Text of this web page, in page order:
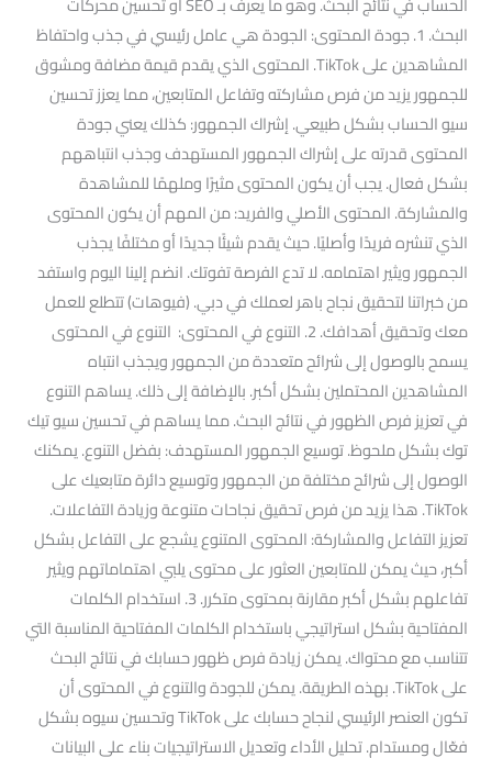
البحث. 1. جودة المحتوى: الجودة هي عامل رئيسي في جذب واحتفاظ
المشاهدين على TikTok. المحتوى الذي يقدم قيمة مضافة ومشوق
للجمهور يزيد من فرص مشاركته وتفاعل المتابعين، مما يعزز تحسين
سيو الحساب بشكل طبيعي. إشراك الجمهور: كذلك يعني جودة
المحتوى قدرته على إشراك الجمهور المستهدف وجذب انتباههم
بشكل فعال. يجب أن يكون المحتوى مثيرًا وملهمًا للمشاهدة
والمشاركة. المحتوى الأصلي والفريد: من المهم أن يكون المحتوى
الذي تنشره فريدًا وأصليًا. حيث يقدم شيئًا جديدًا أو مختلفًا يجذب
الجمهور ويثير اهتمامه. لا تدع الفرصة تفوتك. انضم إلينا اليوم واستفد
من خبراتنا لتحقيق نجاح باهر لعملك في دبي. (فيوهات) تتطلع للعمل
معك وتحقيق أهدافك. 2. التنوع في المحتوى: التنوع في المحتوى
يسمح بالوصول إلى شرائح متعددة من الجمهور ويجذب انتباه
المشاهدين المحتملين بشكل أكبر. بالإضافة إلى ذلك. يساهم التنوع
في تعزيز فرص الظهور في نتائج البحث. مما يساهم في تحسين سيو تيك
توك بشكل ملحوظ. توسيع الجمهور المستهدف: بفضل التنوع. يمكنك
الوصول إلى شرائح مختلفة من الجمهور وتوسيع دائرة متابعيك على
TikTok. هذا يزيد من فرص تحقيق نجاحات متنوعة وزيادة التفاعلات.
تعزيز التفاعل والمشاركة: المحتوى المتنوع يشجع على التفاعل بشكل
أكبر، حيث يمكن للمتابعين العثور على محتوى يلبي اهتماماتهم ويثير
تفاعلهم بشكل أكبر مقارنة بمحتوى متكرر. 3. استخدام الكلمات
المفتاحية بشكل استراتيجي باستخدام الكلمات المفتاحية المناسبة التي
تتناسب مع محتواك. يمكن زيادة فرص ظهور حسابك في نتائج البحث
على TikTok. بهذه الطريقة. يمكن للجودة والتنوع في المحتوى أن
تكون العنصر الرئيسي لنجاح حسابك على TikTok وتحسين سيوه بشكل
فعّال ومستدام. تحليل الأداء وتعديل الاستراتيجيات بناء على البيانات